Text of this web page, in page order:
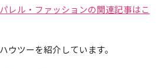
レル・ファッションの関連記事はこ
ウツーを紹介しています。